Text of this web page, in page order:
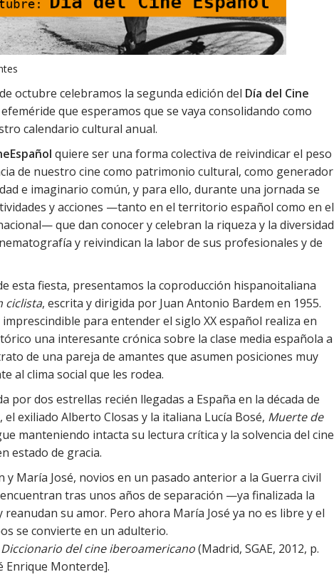
octubre celebramos la segunda edición del Día del Cine
que esperamos que se vaya consolidando como
calendario cultural anual.
quiere ser una forma colectiva de reivindicar el peso
de nuestro cine como patrimonio cultural, como generador
e imaginario común, y para ello, durante una jornada se
y acciones —tanto en el territorio español como en el
que dan conocer y celebran la riqueza y la diversidad
y reivindican la labor de sus profesionales y de
esta fiesta, presentamos la coproducción hispanoitaliana
ciclista, escrita y dirigida por Juan Antonio Bardem en 1955.
imprescindible para entender el siglo XX español realiza en
una interesante crónica sobre la clase media española a
de una pareja de amantes que asumen posiciones muy
al clima social que les rodea.
por dos estrellas recién llegadas a España en la década de
el exiliado Alberto Closas y la italiana Lucía Bosé, Muerte de
manteniendo intacta su lectura crítica y la solvencia del cine
estado de gracia.
y María José, novios en un pasado anterior a la Guerra civil
tras unos años de separación —ya finalizada la
su amor. Pero ahora María José ya no es libre y el
se convierte en un adulterio.
Diccionario del cine iberoamericano(Madrid, SGAE, 2012, p.
Enrique Monterde].